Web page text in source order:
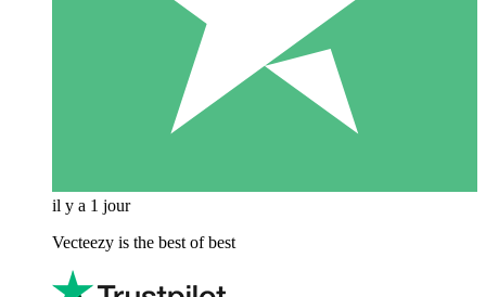
il y a 1 jour
Vecteezy is the best of best